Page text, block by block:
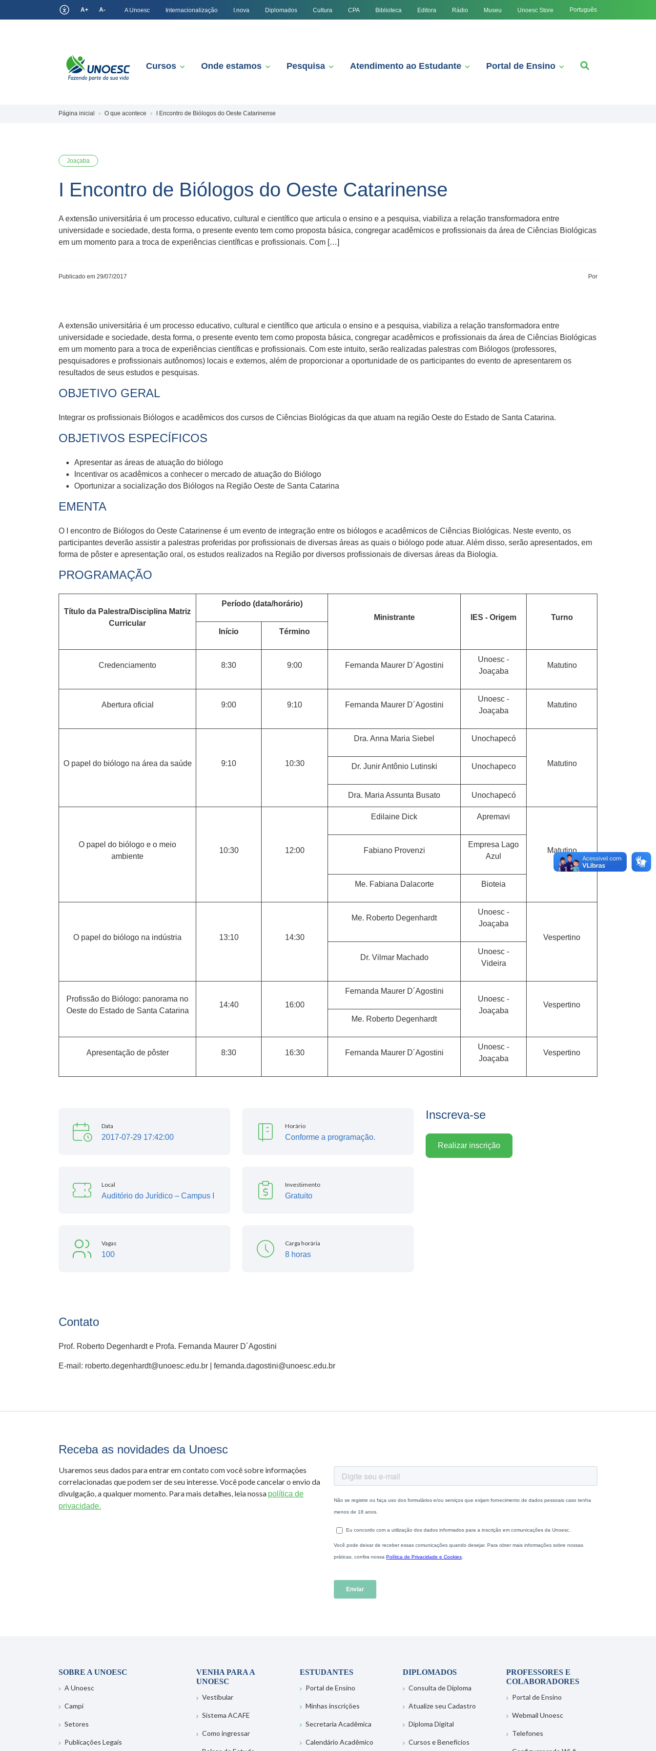
A+ A- A Unoesc Internacionalização I.nova Diplomados Cultura CPA Biblioteca Editora Rádio Museu Unoesc Store Português
Cursos Onde estamos Pesquisa Atendimento ao Estudante Portal de Ensino
Página inicial O que acontece I Encontro de Biólogos do Oeste Catarinense
Joaçaba
I Encontro de Biólogos do Oeste Catarinense
A extensão universitária é um processo educativo, cultural e científico que articula o ensino e a pesquisa, viabiliza a relação transformadora entre
universidade e sociedade, desta forma, o presente evento tem como proposta básica, congregar acadêmicos e profissionais da área de Ciências Biológicas
em um momento para a troca de experiências científicas e profissionais. Com […]
Publicado em 29/07/2017 Por
A extensão universitária é um processo educativo, cultural e científico que articula o ensino e a pesquisa, viabiliza a relação transformadora entre
universidade e sociedade, desta forma, o presente evento tem como proposta básica, congregar acadêmicos e profissionais da área de Ciências Biológicas
em um momento para a troca de experiências científicas e profissionais. Com este intuito, serão realizadas palestras com Biólogos (professores,
pesquisadores e profissionais autônomos) locais e externos, além de proporcionar a oportunidade de os participantes do evento de apresentarem os
resultados de seus estudos e pesquisas.
OBJETIVO GERAL
Integrar os profissionais Biólogos e acadêmicos dos cursos de Ciências Biológicas da que atuam na região Oeste do Estado de Santa Catarina.
OBJETIVOS ESPECÍFICOS
Apresentar as áreas de atuação do biólogo
Incentivar os acadêmicos a conhecer o mercado de atuação do Biólogo
Oportunizar a socialização dos Biólogos na Região Oeste de Santa Catarina
EMENTA
O I encontro de Biólogos do Oeste Catarinense é um evento de integração entre os biólogos e acadêmicos de Ciências Biológicas. Neste evento, os
participantes deverão assistir a palestras proferidas por profissionais de diversas áreas as quais o biólogo pode atuar. Além disso, serão apresentados, em
forma de pôster e apresentação oral, os estudos realizados na Região por diversos profissionais de diversas áreas da Biologia.
PROGRAMAÇÃO
Título da Palestra/Disciplina Matriz
Curricular
Período (data/horário)
Ministrante
IES - Origem
Turno
Início
Término
Credenciamento 8:30 9:00 Fernanda Maurer D´Agostini
Unoesc -
Joaçaba
Matutino
Abertura oficial 9:00 9:10 Fernanda Maurer D´Agostini
Unoesc -
Joaçaba
Matutino
O papel do biólogo na área da saúde 9:10 10:30
Dra. Anna Maria Siebel Unochapecó
Matutino
Dr. Junir Antônio Lutinski Unochapeco
Dra. Maria Assunta Busato Unochapecó
O papel do biólogo e o meio
ambiente
10:30 12:00
Edilaine Dick Apremavi
Matutino
Fabiano Provenzi
Empresa Lago
Azul
Me. Fabiana Dalacorte Bioteia
O papel do biólogo na indústria 13:10 14:30
Me. Roberto Degenhardt
Unoesc -
Joaçaba
Vespertino
Dr. Vilmar Machado
Unoesc -
Videira
Profissão do Biólogo: panorama no
Oeste do Estado de Santa Catarina
14:40 16:00
Fernanda Maurer D´Agostini
Unoesc -
Joaçaba
Vespertino
Me. Roberto Degenhardt
Apresentação de pôster 8:30 16:30 Fernanda Maurer D´Agostini
Unoesc -
Joaçaba
Vespertino
Data
2017-07-29 17:42:00
Horário
Conforme a programação.
Local
Auditório do Jurídico – Campus I
Investimento
Gratuito
Vagas
100
Carga horária
8 horas
Inscreva-se
Realizar inscrição
Contato
Prof. Roberto Degenhardt e Profa. Fernanda Maurer D´Agostini
E-mail: roberto.degenhardt@unoesc.edu.br | fernanda.dagostini@unoesc.edu.br
Receba as novidades da Unoesc
Usaremos seus dados para entrar em contato com você sobre informações
correlacionadas que podem ser de seu interesse. Você pode cancelar o envio da
divulgação, a qualquer momento. Para mais detalhes, leia nossa política de
privacidade.
SOBRE A UNOESC
A Unoesc
Campi
Setores
Publicações Legais
VENHA PARA A
UNOESC
Vestibular
Sistema ACAFE
Como ingressar
ESTUDANTES
Portal de Ensino
Minhas inscrições
Secretaria Acadêmica
Calendário Acadêmico
DIPLOMADOS
Consulta de Diploma
Atualize seu Cadastro
Diploma Digital
Cursos e Benefícios
PROFESSORES E
COLABORADORES
Portal de Ensino
Webmail Unoesc
Telefones